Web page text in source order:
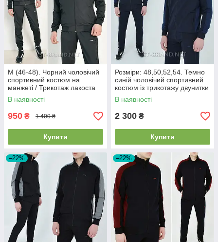
M (46-48). Чорний чоловічий
спортивний костюм на
манжеті / Трикотаж лакоста
В наявності
950 ₴ 1 400 ₴
Купити
Розміри: 48,50,52,54. Темно
синій чоловічий спортивний
костюм із трикотажу двунитки
високої якості
В наявності
2 300 ₴
Купити
–22% –22%